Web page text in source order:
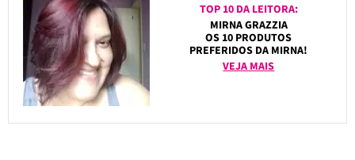
TOP 10 DA LEITORA:
MIRNA GRAZZIA
OS 10 PRODUTOS
PREFERIDOS DA MIRNA!
VEJA MAIS